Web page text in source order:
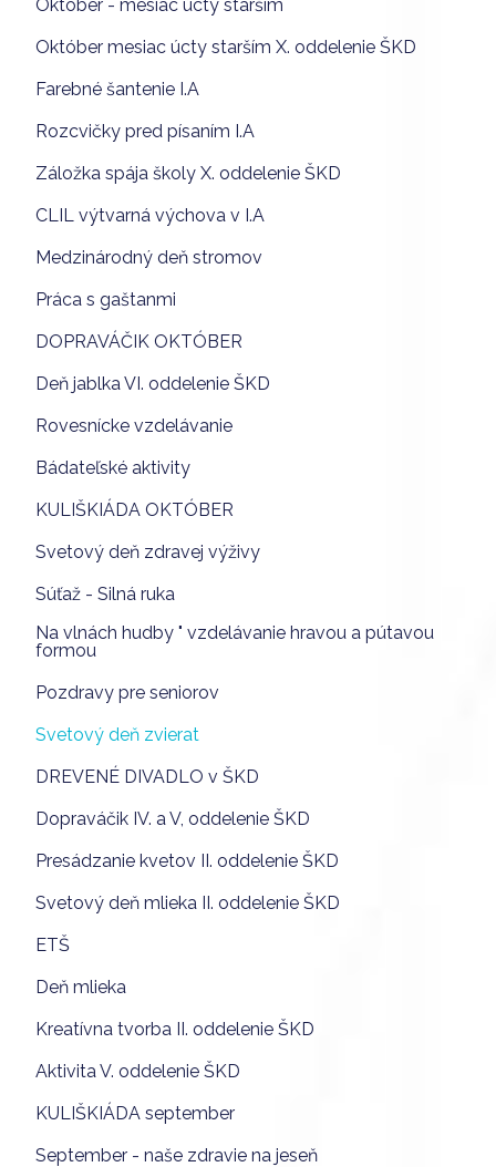
Október - mesiac úcty starším
Október mesiac úcty starším X. oddelenie ŠKD
Farebné šantenie I.A
Rozcvičky pred písaním I.A
Záložka spája školy X. oddelenie ŠKD
CLIL výtvarná výchova v I.A
Medzinárodný deň stromov
Práca s gaštanmi
DOPRAVÁČIK OKTÓBER
Deň jablka VI. oddelenie ŠKD
Rovesnícke vzdelávanie
Bádateľské aktivity
KULIŠKIÁDA OKTÓBER
Svetový deň zdravej výživy
Súťaž - Silná ruka
Na vlnách hudby " vzdelávanie hravou a pútavou
formou
Pozdravy pre seniorov
Svetový deň zvierat
DREVENÉ DIVADLO v ŠKD
Dopraváčik IV. a V, oddelenie ŠKD
Presádzanie kvetov II. oddelenie ŠKD
Svetový deň mlieka II. oddelenie ŠKD
ETŠ
Deň mlieka
Kreatívna tvorba II. oddelenie ŠKD
Aktivita V. oddelenie ŠKD
KULIŠKIÁDA september
September - naše zdravie na jeseň